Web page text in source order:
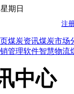
期日
煤炭资讯煤炭市场
管理软件智慧物流
中心